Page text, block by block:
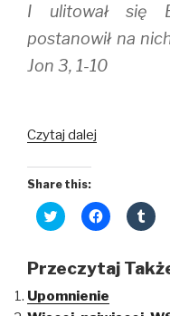
I ulitował się
postanowił na
Jon 3, 1-10
Czytaj dalej
Share this:
C
l
t
s
h
C
l
t
s
h
C
l
t
Przeczytaj
Upomnienie